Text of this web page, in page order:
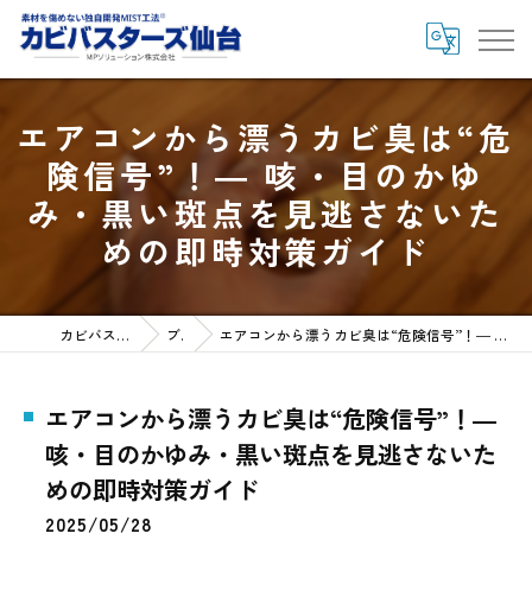
エアコンから漂うカビ臭は“危
険信号”！― 咳・目のかゆ
み・黒い斑点を見逃さないた
めの即時対策ガイド
カビバスターズ仙台HOME ブログ エアコンから漂うカビ臭は“危険信号”！― 咳・目のかゆみ・黒い斑点を見逃さないための即時対策ガイド
エアコンから漂うカビ臭は“危険信号”！―
咳・目のかゆみ・黒い斑点を見逃さないた
めの即時対策ガイド
2025/05/28